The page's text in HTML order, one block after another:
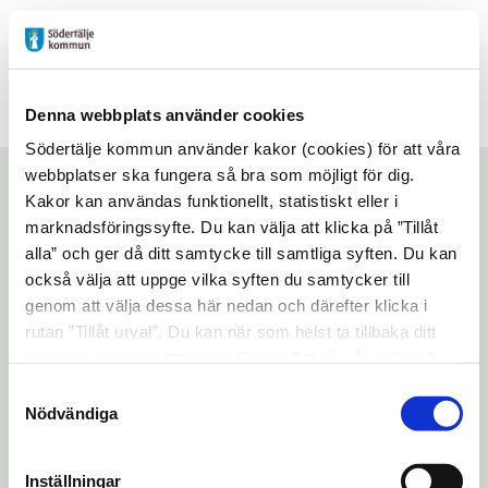
Denna webbplats använder cookies
Södertälje kommun använder kakor (cookies) för att våra
webbplatser ska fungera så bra som möjligt för dig.
Kakor kan användas funktionellt, statistiskt eller i
marknadsföringssyfte. Du kan välja att klicka på ”Tillåt
alla” och ger då ditt samtycke till samtliga syften. Du kan
också välja att uppge vilka syften du samtycker till
genom att välja dessa här nedan och därefter klicka i
rutan ”Tillåt urval”. Du kan när som helst ta tillbaka ditt
"Visa detaljer" kan du läsa om hur kakorna används och
hur vi och våra leverantörer inhämtar och behandlar
Nödvändiga
Inställningar
Futurum
Bokslukarna
Start
/ Aktiviteter /Bokslukarna
Lyssna på sidan Dela
En bokcirkel för alla lästokiga i åldern 9–12
Vi pratar om böcker och läsning, lyssnar på
högläsning, pysslar och fikar tillsammans.